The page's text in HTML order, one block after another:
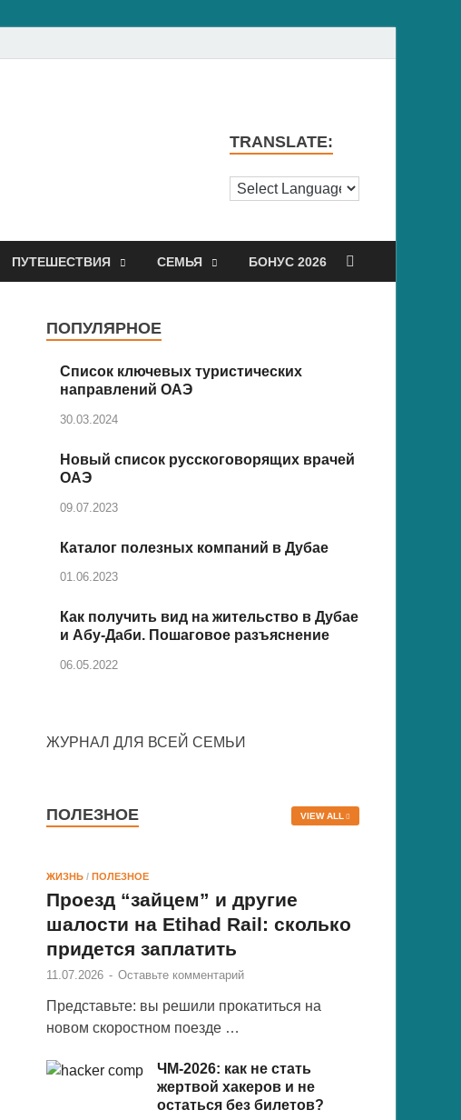
TRANSLATE:
ПУТЕШЕСТВИЯ СЕМЬЯ БОНУС 2026
ПОПУЛЯРНОЕ
Список ключевых туристических
направлений ОАЭ
30.03.2024
Новый список русскоговорящих врачей
ОАЭ
09.07.2023
Каталог полезных компаний в Дубае
01.06.2023
Как получить вид на жительство в Дубае
и Абу-Даби. Пошаговое разъяснение
06.05.2022
ЖУРНАЛ ДЛЯ ВСЕЙ СЕМЬИ
ПОЛЕЗНОЕ VIEW ALL
ЖИЗНЬ /ПОЛЕЗНОЕ
Проезд “зайцем” и другие
шалости на Etihad Rail: сколько
придется заплатить
11.07.2026 - Оставьте комментарий
Представьте: вы решили прокатиться на
новом скоростном поезде …
ЧМ-2026: как не стать
жертвой хакеров и не
остаться без билетов?